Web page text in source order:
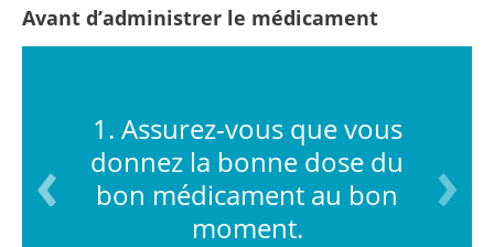
Avant d’administrer le médicament
1. Assurez-vous que vous
donnez la bonne dose du
bon médicament au bon
moment.